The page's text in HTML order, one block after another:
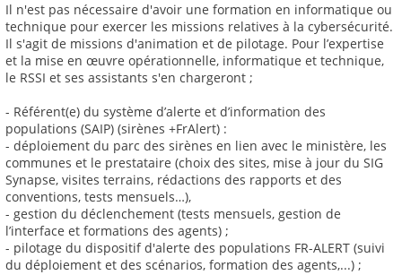
Il n'est pas nécessaire d'avoir une formation en informatique ou
technique pour exercer les missions relatives à la cybersécurité.
Il s'agit de missions d'animation et de pilotage. Pour l’expertise
et la mise en œuvre opérationnelle, informatique et technique,
le RSSI et ses assistants s'en chargeront ;
- Référent(e) du système d’alerte et d’information des
populations (SAIP) (sirènes +FrAlert) :
- déploiement du parc des sirènes en lien avec le ministère, les
communes et le prestataire (choix des sites, mise à jour du SIG
Synapse, visites terrains, rédactions des rapports et des
conventions, tests mensuels…),
- gestion du déclenchement (tests mensuels, gestion de
l’interface et formations des agents) ;
- pilotage du dispositif d'alerte des populations FR-ALERT (suivi
du déploiement et des scénarios, formation des agents,...) ;